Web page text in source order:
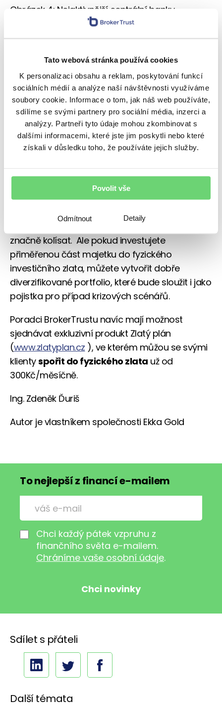
Detaily
Tato webová stránka používá cookies
K personalizaci obsahu a reklam, poskytování funkcí
sociálních médií a analýze naší návštěvnosti využíváme
soubory cookie. Informace o tom, jak náš web používáte,
sdílíme se svými partnery pro sociální média, inzerci a
analýzy. Partneři tyto údaje mohou zkombinovat s
dalšími informacemi, které jste jim poskytli nebo které
získali v důsledku toho, že používáte jejich služby.
Povolit vše
Odmítnout
Obrázek 4: Nejaktivnější centrální banky
v nákupu zlata Zdroj: FinančníTrh.com
banka, což v situaci, kdy jí domácí měna padá
do propastných nížin, může znamenat určité
náznaky snahy podpořit rubl. Třeba se
v budoucnu dočkáme i částečného krytí rublu
zlatem, pokud by se situace dále
nestabilizovala. Což by ovšem mohlo opět
trochu zamávat se zavedeným finančním
Doporučení
Fyzické zlato není vhodným krátkodobým
značně kolísat. Ale pokud investujete
přiměřenou část majetku do fyzického
investičního zlata, můžete vytvořit dobře
diverzifikované portfolio, které bude sloužit i jako
pojistka pro případ krizových scénářů.
Poradci BrokerTrustu navíc mají možnost
sjednávat exkluzivní produkt Zlatý plán
(www.zlatyplan.cz ), ve kterém můžou se svými
klientyspořit do fyzického zlata už od
300Kč/měsíčně.
Ing. Zdeněk Ďuriš
Autor je vlastníkem společnosti Ekka Gold
To nejlepší z financí e-mailem
Chci každý pátek vzpruhu z
finančního světa e-mailem.
Chráníme vaše osobní údaje.
Sdílet s přáteli
Další témata